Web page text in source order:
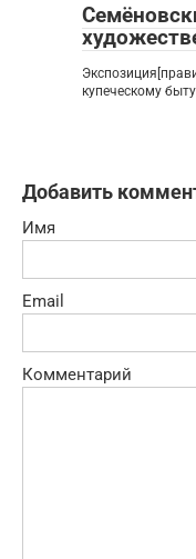
купеческому
Добавить
Имя
Email
Комментарий